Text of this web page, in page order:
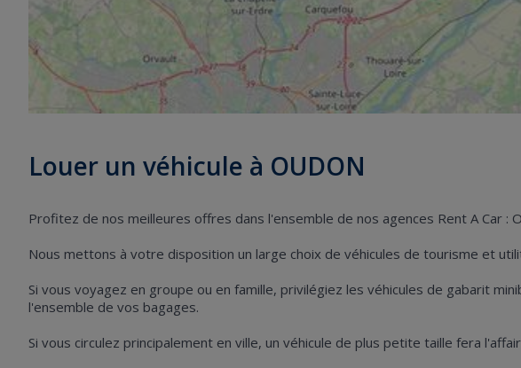
Louer un véhicule à OUDON
Profitez de nos meilleures offres dans l'ensemble de nos agences Rent A Car :
Nous mettons à votre disposition un large choix de véhicules de tourisme et
Si vous voyagez en groupe ou en famille, privilégiez les véhicules de gabarit
l'ensemble de vos bagages.
Si vous circulez principalement en ville, un véhicule de plus petite taille fera